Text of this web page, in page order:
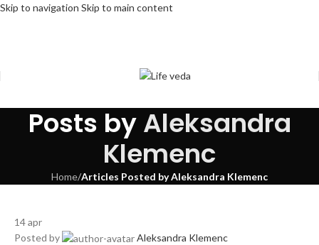
Skip to navigation Skip to main content
Posts byAleksandra
Klemenc
Home/Articles Posted by Aleksandra Klemenc
14apr
Posted by
Aleksandra Klemenc